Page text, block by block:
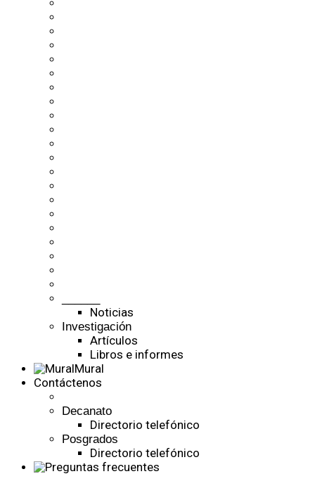
Noticias
Investigación
Artículos
Libros e informes
Mural
Contáctenos
Decanato
Directorio telefónico
Posgrados
Directorio telefónico